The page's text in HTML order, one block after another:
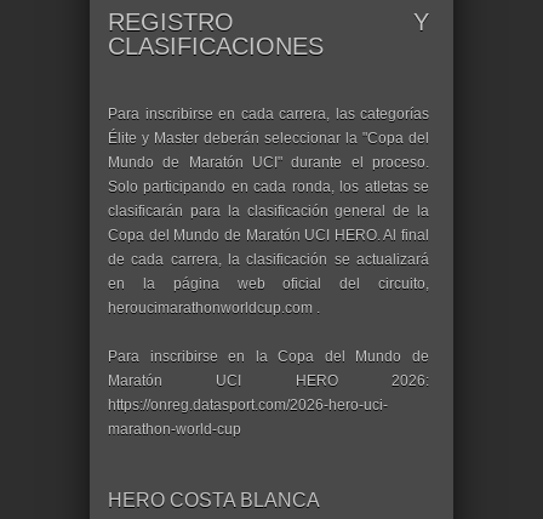
REGISTRO Y
CLASIFICACIONES
Para inscribirse en cada carrera, las categorías
Élite y Master deberán seleccionar la "Copa del
Mundo de Maratón UCI" durante el proceso.
Solo participando en cada ronda, los atletas se
clasificarán para la clasificación general de la
Copa del Mundo de Maratón UCI HERO. Al final
de cada carrera, la clasificación se actualizará
en la página web oficial del circuito,
heroucimarathonworldcup.com .
Para inscribirse en la Copa del Mundo de
Maratón UCI HERO 2026:
https://onreg.datasport.com/2026-hero-uci-
marathon-world-cup
HERO COSTA BLANCA